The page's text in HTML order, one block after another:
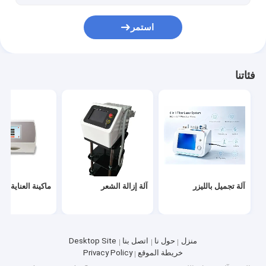
استمر
فئاتنا
آلة تجميل بالليزر آلة إزالة الشعر ماكينة العناية
منزل حول نا اتصل بنا
Desktop Site
خريطة الموقع
Privacy Policy